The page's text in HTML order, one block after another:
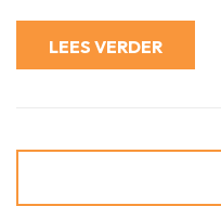
LEES VERDER